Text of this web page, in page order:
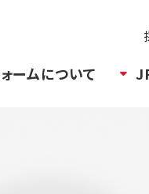
ームについて